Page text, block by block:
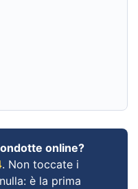
online?
. Non toccate i
è la prima